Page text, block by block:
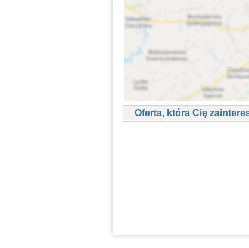
Oferta, która Cię